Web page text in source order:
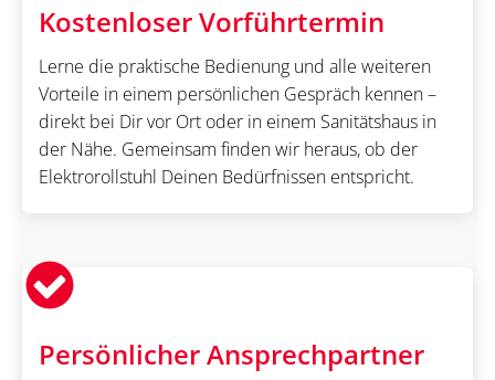
Kostenloser Vorführtermin
Lerne die praktische Bedienung und alle weiteren
Vorteile in einem persönlichen Gespräch kennen –
direkt bei Dir vor Ort oder in einem Sanitätshaus in
der Nähe. Gemeinsam finden wir heraus, ob der
Elektrorollstuhl Deinen Bedürfnissen entspricht.
Persönlicher Ansprechpartner